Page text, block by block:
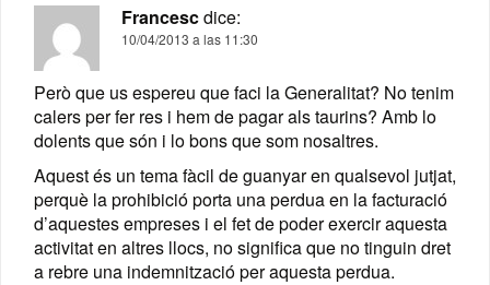
Francescdice:
10/04/2013 a las 11:30
Però que us espereu que faci la Generalitat? No tenim
calers per fer res i hem de pagar als taurins? Amb lo
dolents que són i lo bons que som nosaltres.
Aquest és un tema fàcil de guanyar en qualsevol jutjat,
perquè la prohibició porta una perdua en la facturació
d’aquestes empreses i el fet de poder exercir aquesta
activitat en altres llocs, no significa que no tinguin dret
a rebre una indemnització per aquesta perdua.